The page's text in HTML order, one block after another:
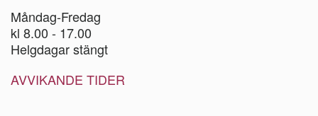
Måndag-Fredag
kl 8.00 - 17.00
Helgdagar stängt
AVVIKANDE TIDER